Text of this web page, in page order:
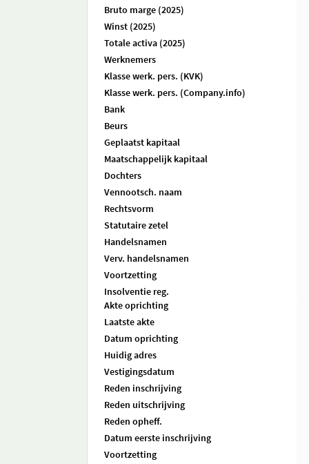
Bruto marge (2025)
Winst (2025)
Totale activa (2025)
Werknemers
Klasse werk. pers. (KVK)
Klasse werk. pers. (Company.info)
Bank
Beurs
Geplaatst kapitaal
Maatschappelijk kapitaal
Dochters
Vennootsch. naam
Rechtsvorm
Statutaire zetel
Handelsnamen
Verv. handelsnamen
Voortzetting
Insolventie reg.
Akte oprichting
Laatste akte
Datum oprichting
Huidig adres
Vestigingsdatum
Reden inschrijving
Reden uitschrijving
Reden opheff.
Datum eerste inschrijving
Voortzetting